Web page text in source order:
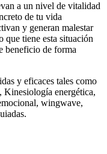
a un nivel de vitalidad
de tu vida
y generan malestar
que tiene esta situación
beneficio de forma
y eficaces tales como
Kinesiología energética,
wingwave,